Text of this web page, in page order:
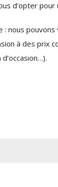
d’opter
: nous
à des prix